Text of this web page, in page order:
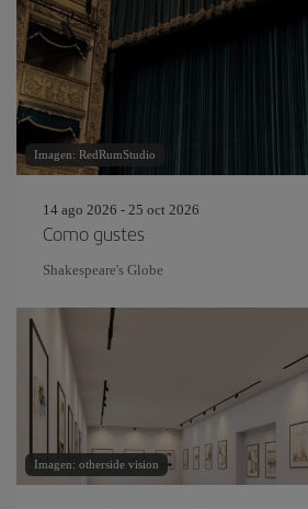
Imagen: RedRumStudio
14 ago 2026 - 25 oct 2026
Como gustes
Shakespeare's Globe
Imagen: otherside vision